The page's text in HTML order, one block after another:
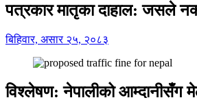
पत्रकार मातृका दाहाल: जसले
बिहिवार, असार २५, २०८३
विश्लेषण: नेपालीको आम्दानीसँग